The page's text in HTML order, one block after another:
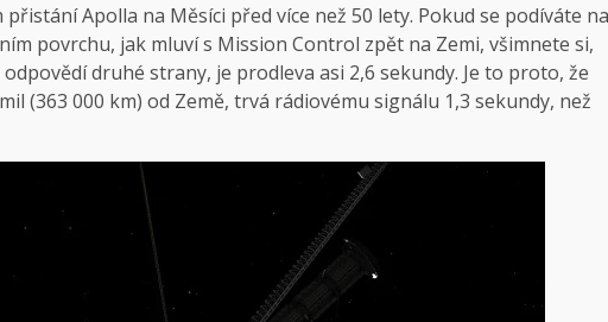
Apolla na Měsíci před více než 50 lety. Pokud se podíváte na
povrchu, jak mluví s Mission Control zpět na Zemi, všimnete si,
druhé strany, je prodleva asi 2,6 sekundy. Je to proto, že
(363 000 km) od Země, trvá rádiovému signálu 1,3 sekundy, než